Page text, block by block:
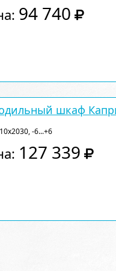
94 740
шкаф
-6...+6
127 339